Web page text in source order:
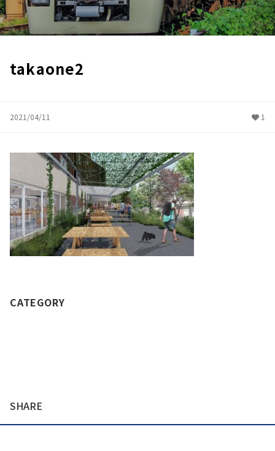
takaone2
2021/04/11 1
CATEGORY
SHARE